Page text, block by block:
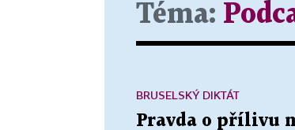
Téma:
Pravda o přílivu
BRUSELSKÝ DIKTÁT